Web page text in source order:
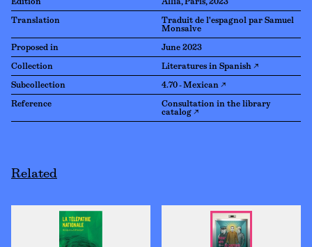
Edition Allia, Paris, 2023
Translation
Traduit de l'espagnol par Samuel
Monsalve
Proposed in June 2023
Collection Literatures in Spanish ↗
Subcollection 4.70 - Mexican ↗
Reference
Consultation in the library
catalog ↗
Related